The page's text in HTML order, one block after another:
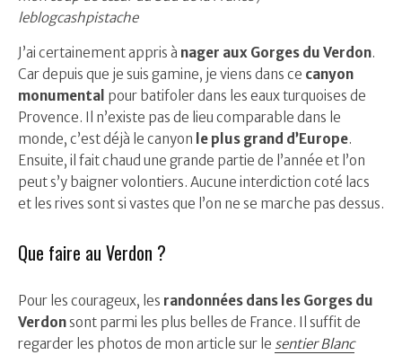
leblogcashpistache
J’ai certainement appris à nager aux Gorges du Verdon.
Car depuis que je suis gamine, je viens dans ce canyon
monumental pour batifoler dans les eaux turquoises de
Provence. Il n’existe pas de lieu comparable dans le
monde, c’est déjà le canyon le plus grand d’Europe.
Ensuite, il fait chaud une grande partie de l’année et l’on
peut s’y baigner volontiers. Aucune interdiction coté lacs
et les rives sont si vastes que l’on ne se marche pas dessus.
Que faire au Verdon ?
Pour les courageux, les randonnées dans les Gorges du
Verdonsont parmi les plus belles de France. Il suffit de
regarder les photos de mon article sur le sentier Blanc